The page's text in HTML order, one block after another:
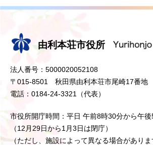
由利本荘市役所
法人番号：5000020052108
〒015-8501 秋田県由利本荘市尾崎17番地
電話：0184-24-3321（代表）
市役所開庁時間：平日 午前8時30分から午
（12月29日から1月3日は閉庁）
（ただし、施設によって異なる場合がありま